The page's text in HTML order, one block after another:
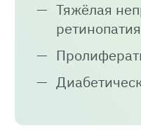
Тяжёлая
ретинопатия